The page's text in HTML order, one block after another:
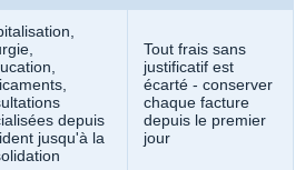
depuis
jusqu'à la
Tout frais sans
justificatif est
écarté - conserver
chaque facture
depuis le premier
jour